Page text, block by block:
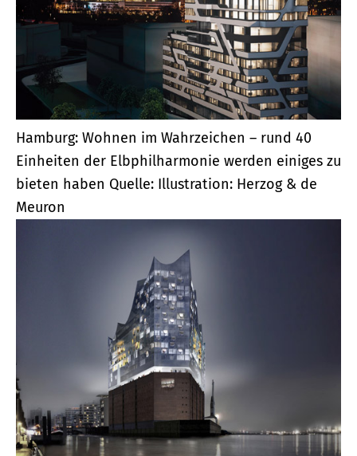
Hamburg: Wohnen im Wahrzeichen – rund 40
Einheiten der Elbphilharmonie werden einiges zu
bieten haben Quelle: Illustration: Herzog & de
Meuron